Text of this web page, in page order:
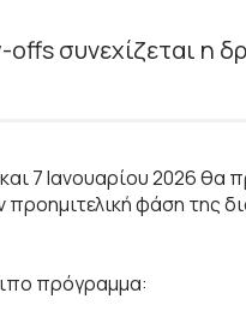
συνεχίζεται η
7 Ιανουαρίου 2026
φάση της
πρόγραμμα: